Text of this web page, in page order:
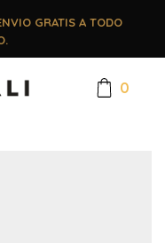
GRATIS A TODO
0